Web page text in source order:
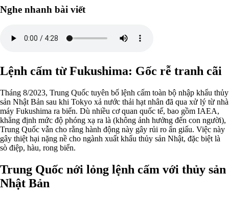
Nghe nhanh bài viết
Lệnh cấm từ Fukushima: Gốc rễ tranh cãi
Tháng 8/2023, Trung Quốc tuyên bố lệnh cấm toàn bộ nhập khẩu thủy
sản Nhật Bản sau khi Tokyo xả nước thải hạt nhân đã qua xử lý từ nhà
máy Fukushima ra biển. Dù nhiều cơ quan quốc tế, bao gồm IAEA,
khẳng định mức độ phóng xạ ra là (không ảnh hưởng đến con người),
Trung Quốc vẫn cho rằng hành động này gây rủi ro ẩn giấu. Việc này
gây thiệt hại nặng nề cho ngành xuất khẩu thủy sản Nhật, đặc biệt là
sò điệp, hàu, rong biển.
Trung Quốc nới lỏng lệnh cấm với thủy sản
Nhật Bản